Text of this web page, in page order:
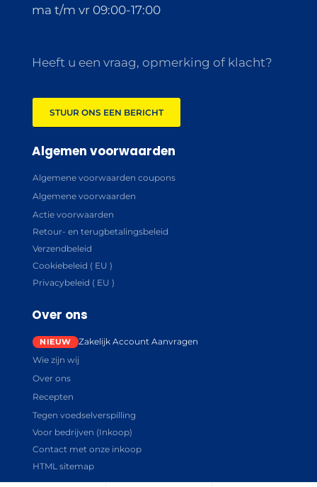
ma t/m vr 09:00-17:00
Heeft u een vraag, opmerking of klacht?
STUUR ONS EEN BERICHT
Algemen voorwaarden
Algemene voorwaarden coupons
Algemene voorwaarden
Actie voorwaarden
Retour- en terugbetalingsbeleid
Verzendbeleid
Cookiebeleid ( EU )
Privacybeleid ( EU )
Over ons
Zakelijk Account Aanvragen
Wie zijn wij
Over ons
Recepten
Tegen voedselverspilling
Voor bedrijven (Inkoop)
Contact met onze inkoop
HTML sitemap